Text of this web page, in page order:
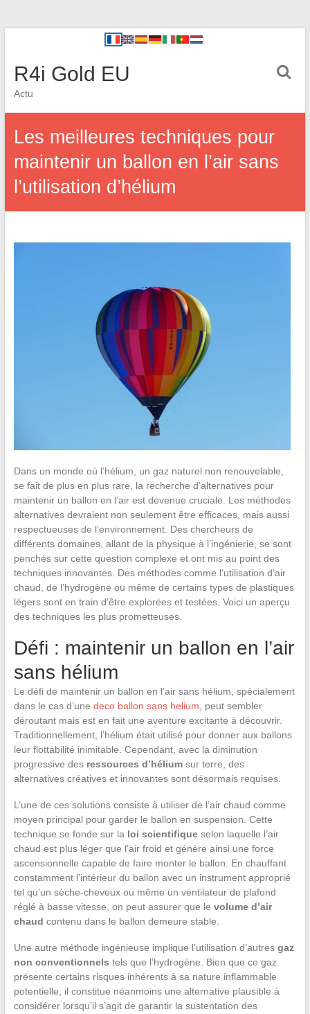
R4i Gold EU
Actu
Les meilleures techniques pour
maintenir un ballon en l’air sans
l’utilisation d’hélium
Dans un monde où l’hélium, un gaz naturel non renouvelable,
se fait de plus en plus rare, la recherche d’alternatives pour
maintenir un ballon en l’air est devenue cruciale. Les méthodes
alternatives devraient non seulement être efficaces, mais aussi
respectueuses de l’environnement. Des chercheurs de
différents domaines, allant de la physique à l’ingénierie, se sont
penchés sur cette question complexe et ont mis au point des
techniques innovantes. Des méthodes comme l’utilisation d’air
chaud, de l’hydrogène ou même de certains types de plastiques
légers sont en train d’être explorées et testées. Voici un aperçu
des techniques les plus prometteuses.
Défi : maintenir un ballon en l’air
sans hélium
Le défi de maintenir un ballon en l’air sans hélium, spécialement
dans le cas d’une deco ballon sans helium , peut sembler
déroutant mais est en fait une aventure excitante à découvrir.
Traditionnellement, l’hélium était utilisé pour donner aux ballons
leur flottabilité inimitable. Cependant, avec la diminution
progressive des ressources d’héliumsur terre, des
alternatives créatives et innovantes sont désormais requises.
L’une de ces solutions consiste à utiliser de l’air chaud comme
moyen principal pour garder le ballon en suspension. Cette
technique se fonde sur la loi scientifiqueselon laquelle l’air
chaud est plus léger que l’air froid et génère ainsi une force
ascensionnelle capable de faire monter le ballon. En chauffant
constamment l’intérieur du ballon avec un instrument approprié
tel qu’un sèche-cheveux ou même un ventilateur de plafond
réglé à basse vitesse, on peut assurer que le volume d’air
chaud contenu dans le ballon demeure stable.
Une autre méthode ingénieuse implique l’utilisation d’autres gaz
non conventionnels tels que l’hydrogène. Bien que ce gaz
présente certains risques inhérents à sa nature inflammable
potentielle, il constitue néanmoins une alternative plausible à
considérer lorsqu’il s’agit de garantir la sustentation des